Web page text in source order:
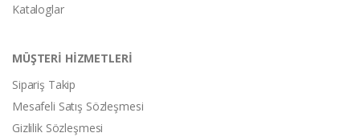
Kataloglar
MÜŞTERİ HİZMETLERİ
Sipariş Takip
Mesafeli Satış Sözleşmesi
Gizlilik Sözleşmesi